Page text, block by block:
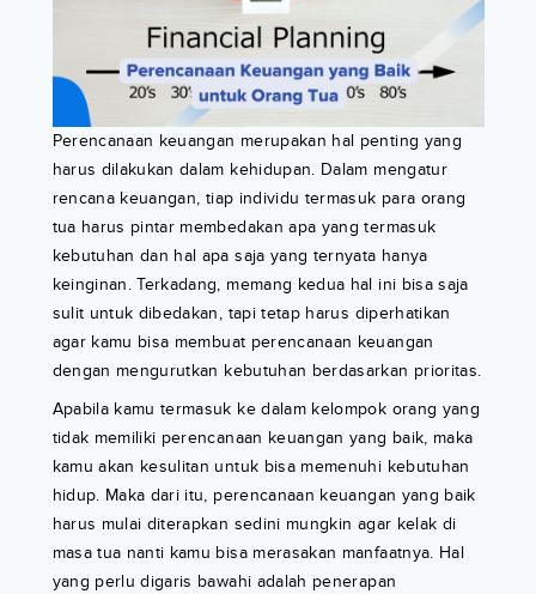
Perencanaan keuangan merupakan hal penting yang
harus dilakukan dalam kehidupan. Dalam mengatur
rencana keuangan, tiap individu termasuk para orang
tua harus pintar membedakan apa yang termasuk
kebutuhan dan hal apa saja yang ternyata hanya
keinginan. Terkadang, memang kedua hal ini bisa saja
sulit untuk dibedakan, tapi tetap harus diperhatikan
agar kamu bisa membuat perencanaan keuangan
dengan mengurutkan kebutuhan berdasarkan prioritas.
Apabila kamu termasuk ke dalam kelompok orang yang
tidak memiliki perencanaan keuangan yang baik, maka
kamu akan kesulitan untuk bisa memenuhi kebutuhan
hidup. Maka dari itu, perencanaan keuangan yang baik
harus mulai diterapkan sedini mungkin agar kelak di
masa tua nanti kamu bisa merasakan manfaatnya. Hal
yang perlu digaris bawahi adalah penerapan